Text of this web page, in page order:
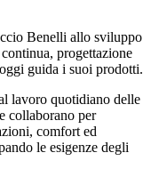
Benelli allo sviluppo
progettazione
guida i suoi prodotti.
lavoro quotidiano delle
collaborano per
comfort ed
le esigenze degli